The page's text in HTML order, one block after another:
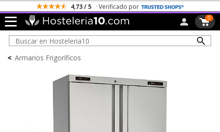
4,73 / 5 · Verificado por
0
< Armarios Frigoríficos